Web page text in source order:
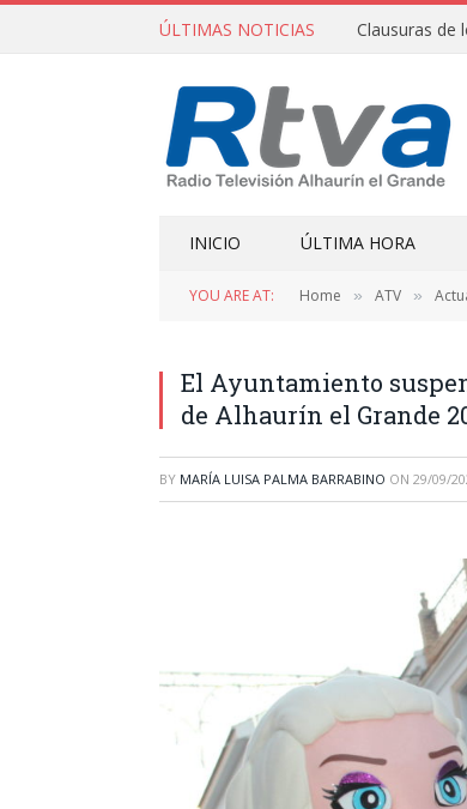
ÚLTIMAS NOTICIAS
INICIO ÚLTIMA HORA
YOU ARE AT: Home » ATV »
El Ayuntamiento
de Alhaurín el Grande
BY MARÍA LUISA PALMA BARRABINO ON 29/09/